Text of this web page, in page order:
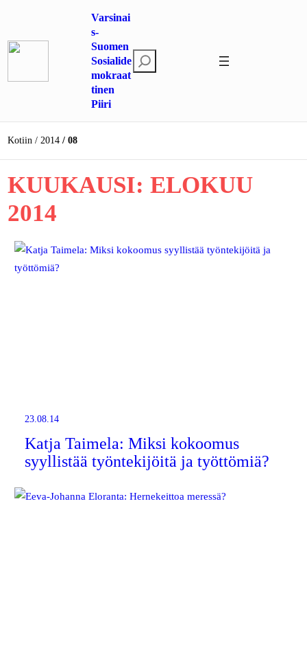
Varsinai
s-
Suomen
Sosialide
mokraat
tinen
Piiri
t
Kotiin 2014 08
KUUKAUSI: ELOKUU
2014
23.08.14
Katja Taimela: Miksi kokoomus
syyllistää työntekijöitä ja työttömiä?